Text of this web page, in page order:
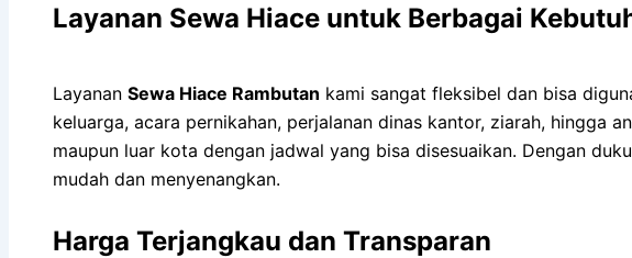
Layanan Sewa Hiace untuk Berbagai
Layanan Sewa Hiace Rambutan kami sangat fleksibel dan bisa
keluarga, acara pernikahan, perjalanan dinas kantor, ziarah, hingga
maupun luar kota dengan jadwal yang bisa disesuaikan. Dengan
mudah dan menyenangkan.
Harga Terjangkau dan Transparan